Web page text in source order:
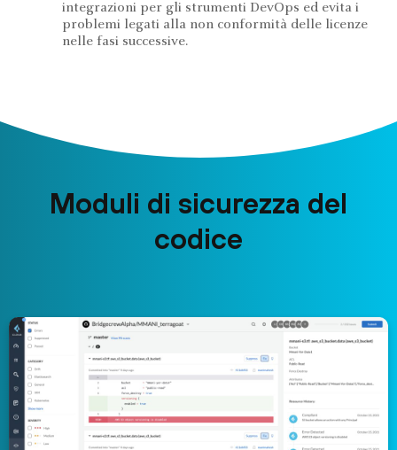
integrazioni per gli strumenti DevOps ed evita i
problemi legati alla non conformità delle licenze
nelle fasi successive.
Moduli di sicurezza del
codice